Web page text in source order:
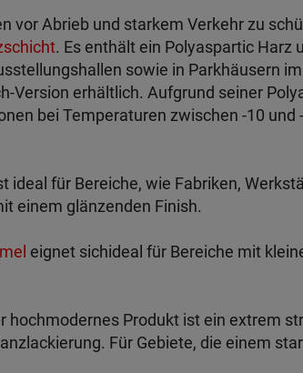
vor Abrieb und starkem Verkehr zu
. Es enthält ein Polyaspartic Harz
sowie in Parkhäusern
Version erhältlich. Aufgrund seiner
bei Temperaturen zwischen -10 und
ideal für Bereiche, wie Fabriken,
einem glänzenden Finish.
eignet sichideal für Bereiche mit
hochmodernes Produkt ist ein extrem
Für Gebiete, die einem